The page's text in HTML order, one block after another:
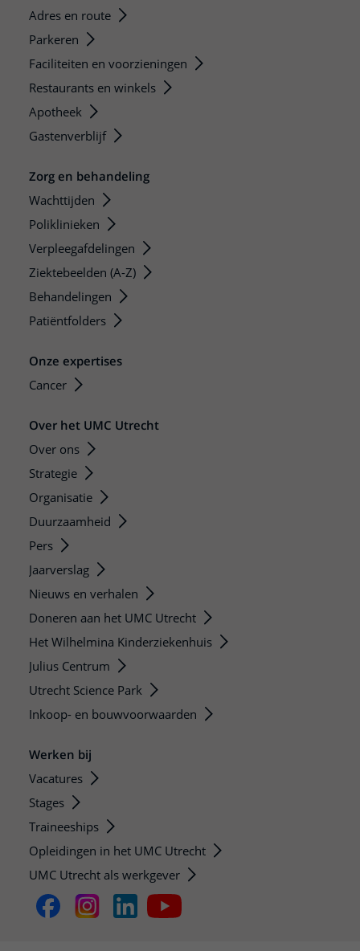
Adres en route
Parkeren
Faciliteiten en voorzieningen
Restaurants en winkels
Apotheek
Gastenverblijf
Zorg en behandeling
Wachttijden
Poliklinieken
Verpleegafdelingen
Ziektebeelden (A-Z)
Behandelingen
Patiëntfolders
Onze expertises
Cancer
Over het UMC Utrecht
Over ons
Strategie
Organisatie
Duurzaamheid
Pers
Jaarverslag
Nieuws en verhalen
Doneren aan het UMC Utrecht
Het Wilhelmina Kinderziekenhuis
Julius Centrum
Utrecht Science Park
Inkoop- en bouwvoorwaarden
Werken bij
Vacatures
Stages
Traineeships
Opleidingen in het UMC Utrecht
UMC Utrecht als werkgever